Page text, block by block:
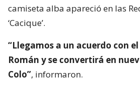
camiseta alba apareció en las
‘Cacique’.
“Llegamos a un acuerdo con
Román y se convertirá en
Colo”, informaron.